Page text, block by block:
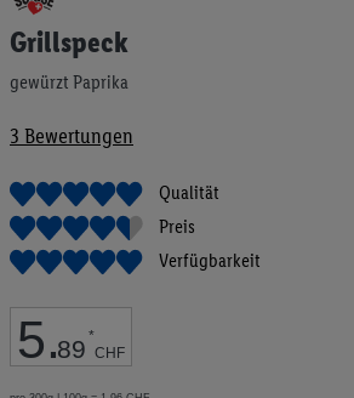
Grillspeck
gewürzt Paprika
3 Bewertungen
Qualität
Preis
Verfügbarkeit
5.89 *
CHF
Anfang
der
Bildgalerie
springen